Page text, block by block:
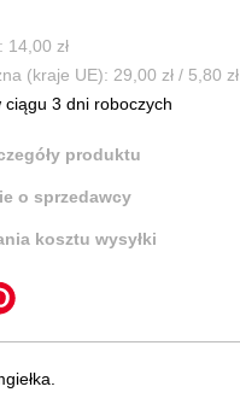
14,00 zł
(kraje UE): 29,00 zł / 5,80 zł
ciągu 3 dni roboczych
produktu
o sprzedawcy
kosztu wysyłki